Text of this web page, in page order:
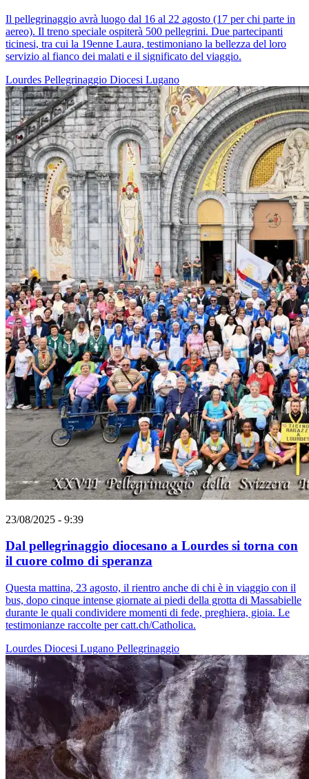
Il pellegrinaggio avrà luogo dal 16 al 22 agosto (17 per chi parte in
aereo). Il treno speciale ospiterà 500 pellegrini. Due partecipanti
ticinesi, tra cui la 19enne Laura, testimoniano la bellezza del loro
servizio al fianco dei malati e il significato del viaggio.
Lourdes Pellegrinaggio Diocesi Lugano
23/08/2025 - 9:39
Dal pellegrinaggio diocesano a Lourdes si torna con
il cuore colmo di speranza
Questa mattina, 23 agosto, il rientro anche di chi è in viaggio con il
bus, dopo cinque intense giornate ai piedi della grotta di Massabielle
durante le quali condividere momenti di fede, preghiera, gioia. Le
testimonianze raccolte per catt.ch/Catholica.
Lourdes Diocesi Lugano Pellegrinaggio